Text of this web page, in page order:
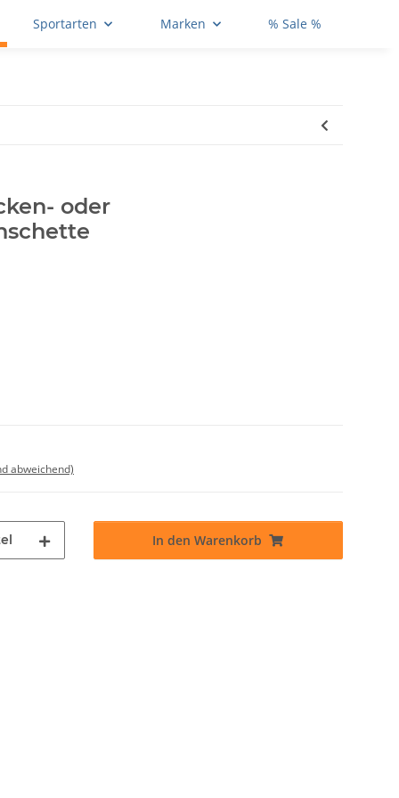
Sportarten Marken % Sale %
oder
abweichend)
In den Warenkorb